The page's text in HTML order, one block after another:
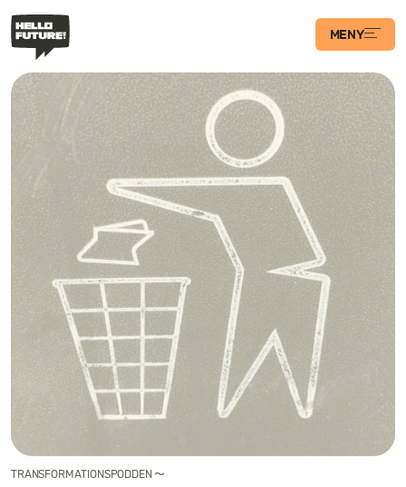
MENY
Våra Program
Case
Transformations­
podden
Artiklar
Filosofi
Kontakt
TRANSFORMATIONSPODDEN 〜